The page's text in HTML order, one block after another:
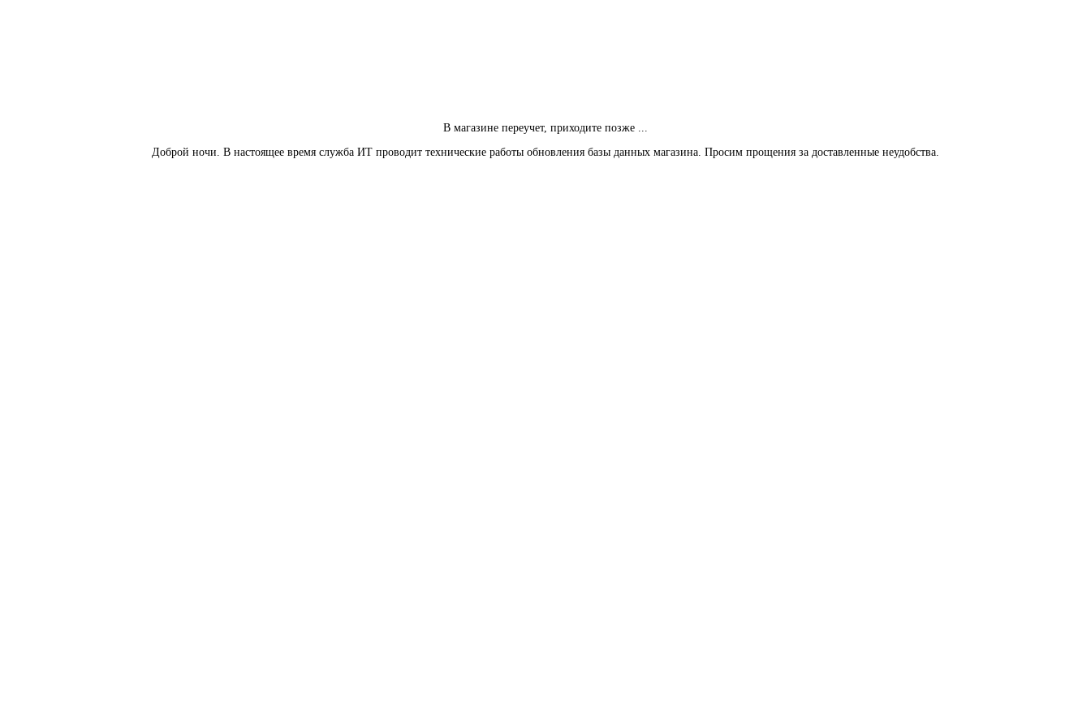
В магазине переучет, приходите позже ...
Доброй ночи. В настоящее время служба ИТ проводит технические работы обновления базы данных магазина. Просим прощения за доставленные неудобства.